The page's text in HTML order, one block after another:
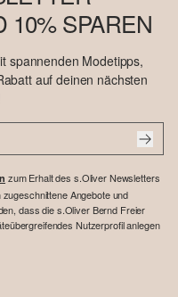
10% SPAREN
spannenden Modetipps,
auf deinen nächsten
zum Erhalt des s.Oliver Newsletters
Angebote und
dass die s.Oliver Bernd Freier
Nutzerprofil anlegen